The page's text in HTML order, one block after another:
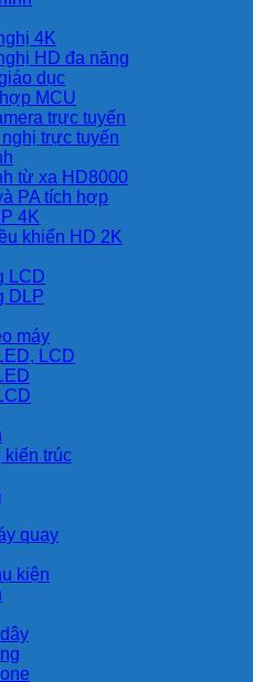
4K
HD đa năng
dục
MCU
trực tuyến
trực tuyến
từ xa HD8000
PA tích hợp
4K
khiển HD 2K
LCD
DLP
máy
LCD
kiến trúc
quay
kiện